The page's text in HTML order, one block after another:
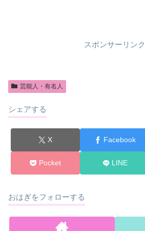
スポンサーリンク
芸能人・有名人
シェアする
X Facebook
Pocket LINE
おはぎをフォローする